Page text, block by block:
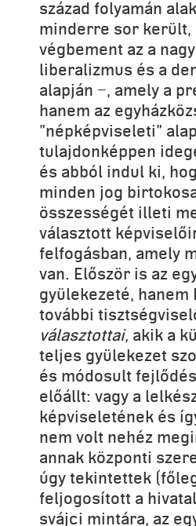
század folyamán
minderre sor került,
végbement az a
liberalizmus és a
alapján −, amely a
hanem az
"népképviseleti"
tulajdonképpen
és abból indul ki,
minden jog
összességét illeti
választott
felfogásban, amely
van. Először is az
gyülekezeté,
további
választottai, akik a
teljes gyülekezet
és módosult
előállt: vagy a
képviseletének és
nem volt nehéz
annak központi
úgy tekintettek
feljogosított a
svájci mintára, az